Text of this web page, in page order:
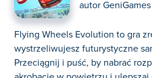
autor GeniGames
Flying Wheels Evolution to gra
wystrzeliwujesz futurystyczne
Przeciągnij i puść, by nabrać